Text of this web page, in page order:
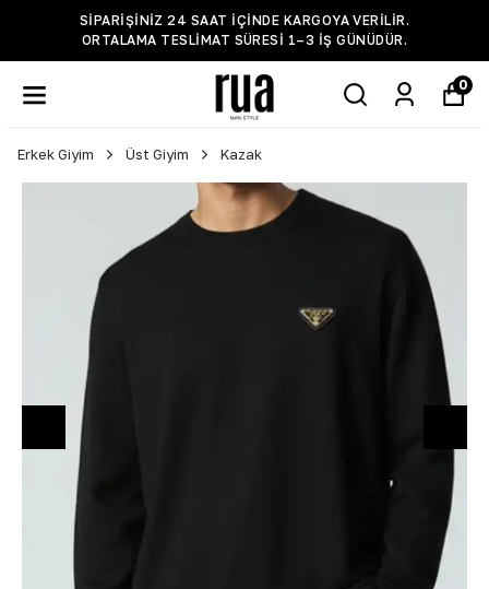
SIPARIŞINIZ 24 SAAT IÇINDE KARGOYA VERILIR.
ORTALAMA TESLIMAT SÜRESI 1–3 IŞ GÜNÜDÜR.
0
Erkek Giyim Üst Giyim Kazak